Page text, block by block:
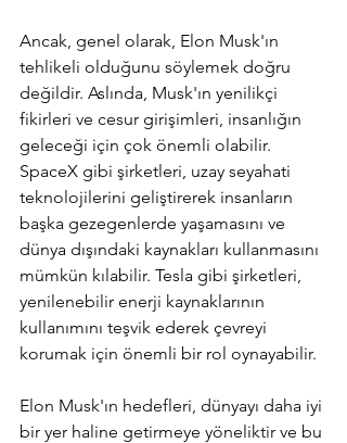
Ancak, genel olarak, Elon Musk'ın
tehlikeli olduğunu söylemek doğru
değildir. Aslında, Musk'ın yenilikçi
fikirleri ve cesur girişimleri, insanlığın
geleceği için çok önemli olabilir.
SpaceX gibi şirketleri, uzay seyahati
teknolojilerini geliştirerek insanların
başka gezegenlerde yaşamasını ve
dünya dışındaki kaynakları kullanmasını
mümkün kılabilir. Tesla gibi şirketleri,
yenilenebilir enerji kaynaklarının
kullanımını teşvik ederek çevreyi
korumak için önemli bir rol oynayabilir.
Elon Musk'ın hedefleri, dünyayı daha iyi
bir yer haline getirmeye yöneliktir ve bu